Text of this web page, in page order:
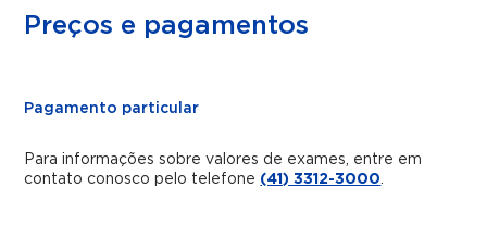
Preços e pagamentos
Pagamento particular
Para informações sobre valores de exames, entre em
contato conosco pelo telefone (41) 3312-3000.